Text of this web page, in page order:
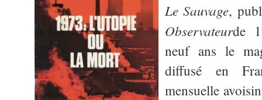
Le Sauvage,
Observateurde
neuf ans le
diffusé en
mensuelle